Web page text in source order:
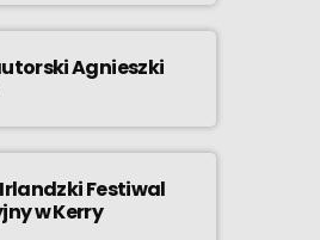
Agnieszki
Festiwal
w Kerry